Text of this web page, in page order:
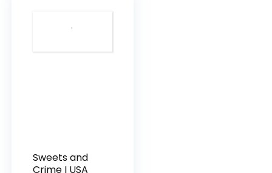
Sweets and
Crime I USA